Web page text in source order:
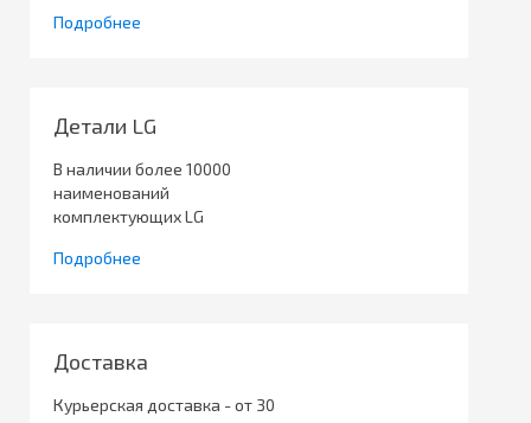
Подробнее
Детали LG
В наличии более 10000
наименований
комплектующих LG
Подробнее
Доставка
Курьерская доставка - от 30